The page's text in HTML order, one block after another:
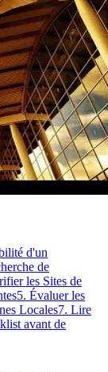
d'un
de
les Sites de
5. Évaluer les
Locales7. Lire
avant de